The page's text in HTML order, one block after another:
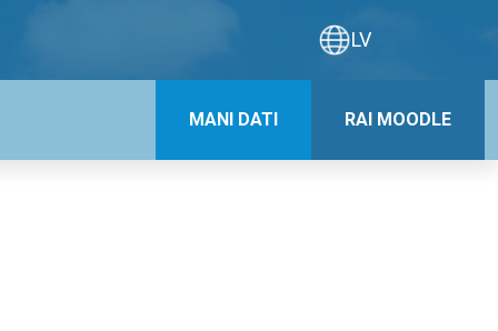
LV
MANI DATI RAI MOODLE